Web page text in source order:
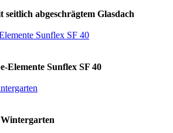
seitlich abgeschrägtem Glasdach
Elemente Sunflex SF 40